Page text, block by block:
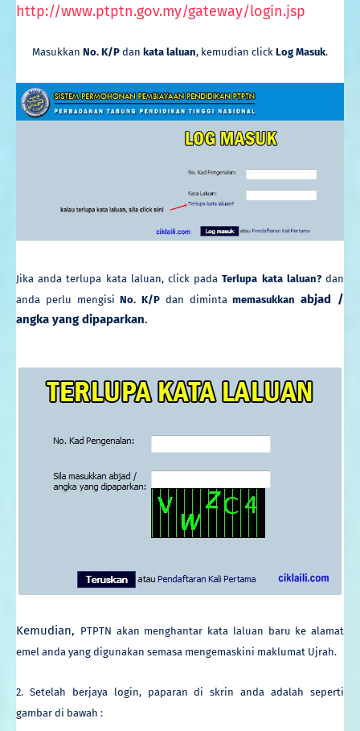
http://www.ptptn.gov.my/gateway/login.jsp
Masukkan No. K/P dan kata laluan, kemudian click Log Masuk.
Jika anda terlupa kata laluan, click padaTerlupa kata laluan?dan
anda perlu mengisiNo. K/P dan dimintamemasukkanabjad /
angka yang dipaparkan.
Kemudian, PTPTN akan menghantar kata laluan baru ke alamat
emel anda yang digunakan semasa mengemaskini maklumat Ujrah.
2. Setelah berjaya login, paparan di skrin anda adalah seperti
gambar di bawah :